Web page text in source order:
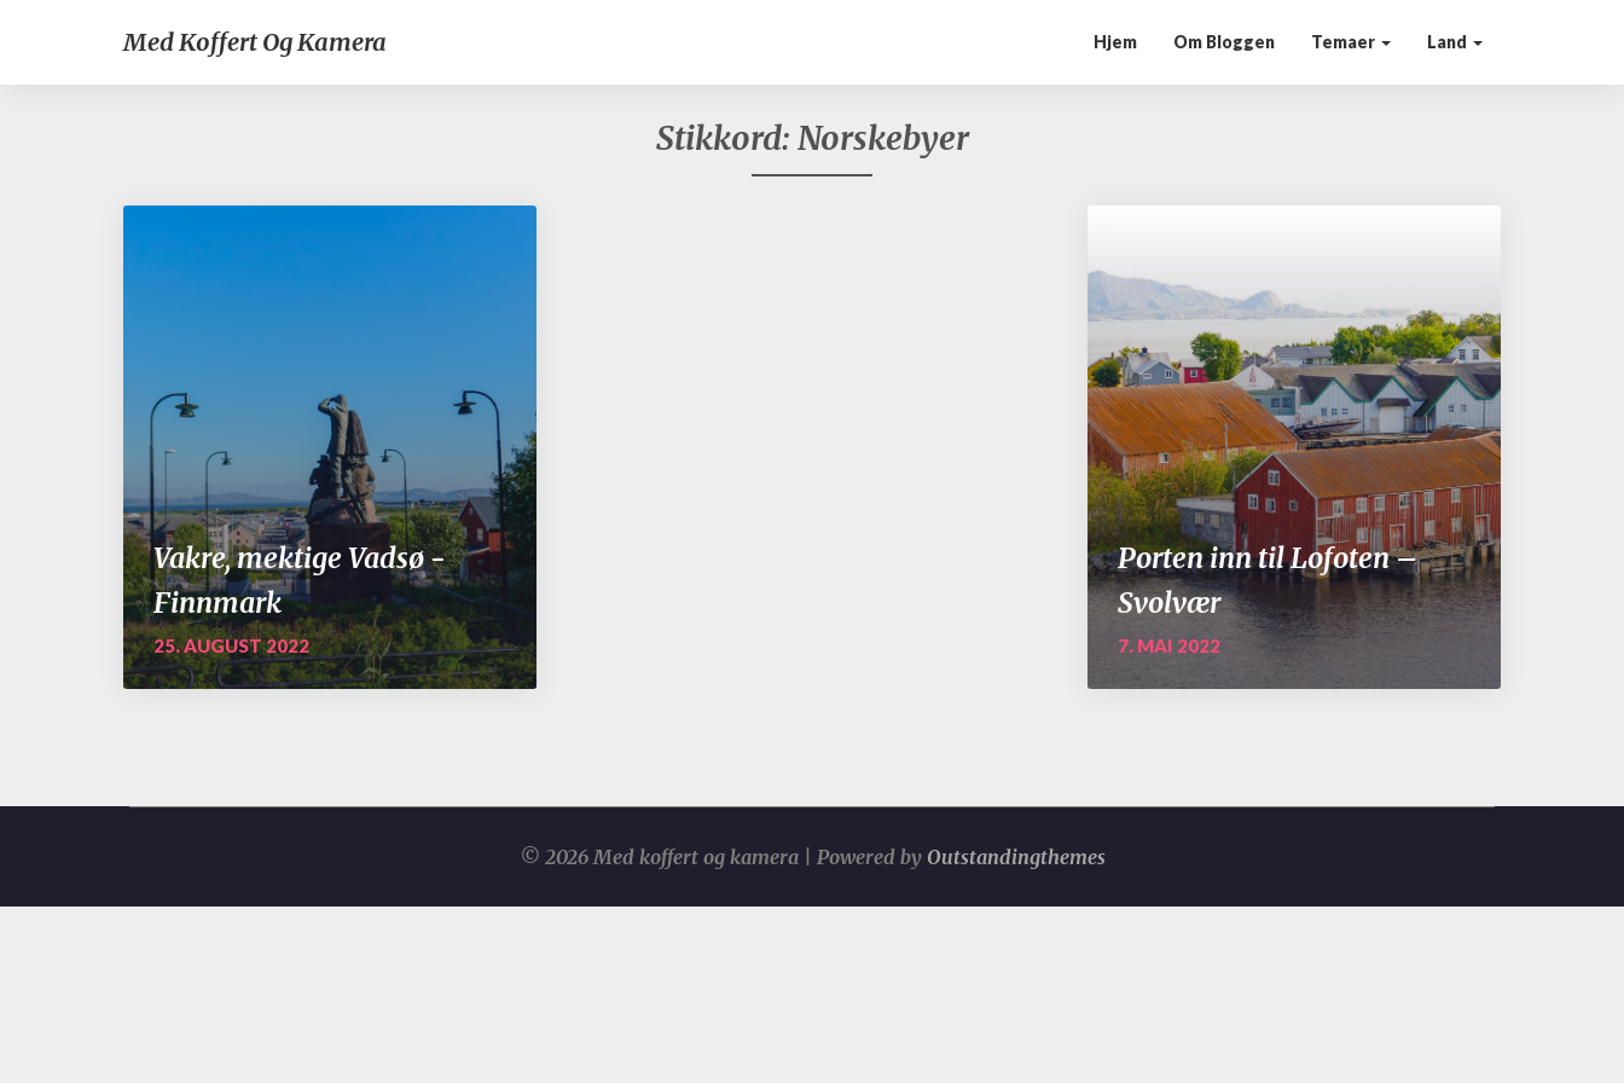
Med Koffert Og Kamera Hjem Om Bloggen Temaer Land
Stikkord: Norskebyer
Vakre, mektige Vadsø -
Finnmark
25. AUGUST 2022
Porten inn til Lofoten –
Svolvær
7. MAI 2022
© 2026 Med koffert og kamera | Powered by Outstandingthemes